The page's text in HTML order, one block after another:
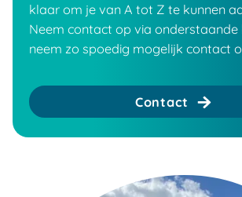
klaar om je van A tot Z te kunnen
Neem contact op via onderstaande
neem zo spoedig mogelijk contact
Contact